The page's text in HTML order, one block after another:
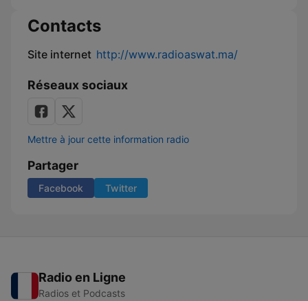
Contacts
Site internet http://www.radioaswat.ma/
Réseaux sociaux
Mettre à jour cette information radio
Partager
Facebook Twitter
Radio en Ligne
Radios et Podcasts